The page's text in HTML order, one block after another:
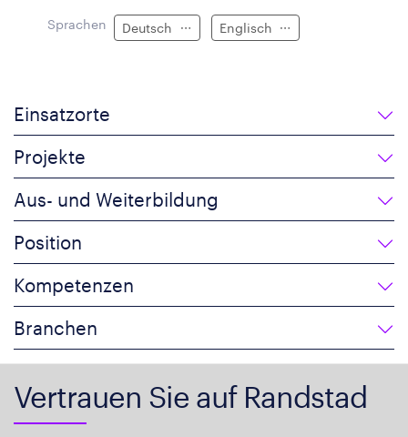
Sprachen Deutsch Englisch
Einsatzorte
Projekte
Aus- und Weiterbildung
Position
Kompetenzen
Branchen
Vertrauen Sie auf Randstad